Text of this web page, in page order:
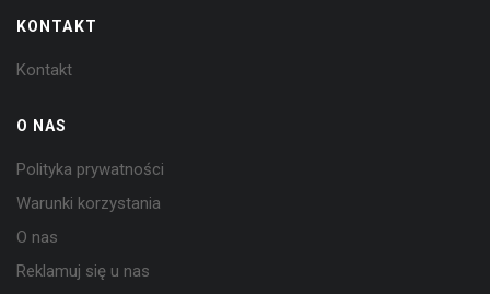
KONTAKT
Kontakt
O NAS
Polityka prywatności
Warunki korzystania
O nas
Reklamuj się u nas